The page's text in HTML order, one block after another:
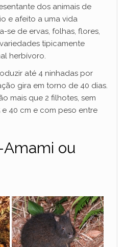
dos animais de
e afeito a uma vida
se de ervas, folhas, flores,
tipicamente
herbívoro.
até 4 ninhadas por
gira em torno de 40 dias.
mais que 2 filhotes, sem
40 cm e com peso entre
ou